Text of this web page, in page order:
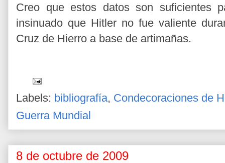
Creo que estos datos son suficientes
insinuado que Hitler no fue valiente
Cruz de Hierro a base de artimañas.
Labels: bibliografía, Condecoraciones de
Guerra Mundial
8 de octubre de 2009